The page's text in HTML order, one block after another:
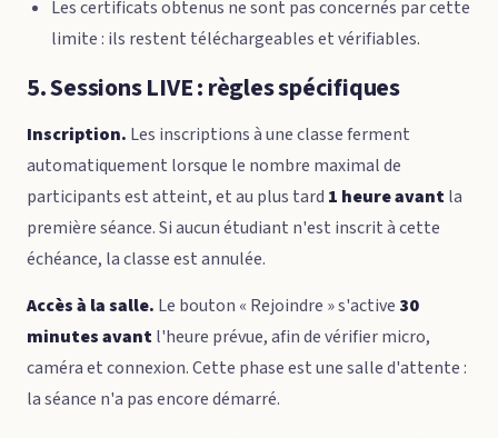
Les certificats obtenus ne sont pas concernés par cette
limite : ils restent téléchargeables et vérifiables.
5. Sessions LIVE : règles spécifiques
Inscription. Les inscriptions à une classe ferment
automatiquement lorsque le nombre maximal de
participants est atteint, et au plus tard 1 heure avantla
première séance. Si aucun étudiant n'est inscrit à cette
échéance, la classe est annulée.
Accès à la salle. Le bouton « Rejoindre » s'active 30
minutes avantl'heure prévue, afin de vérifier micro,
caméra et connexion. Cette phase est une salle d'attente :
la séance n'a pas encore démarré.